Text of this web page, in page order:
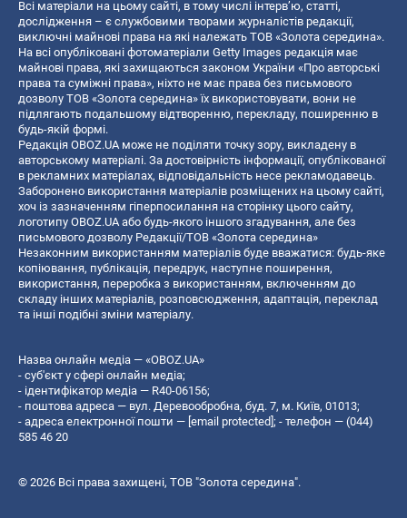
Всі матеріали на цьому сайті, в тому числі інтерв’ю, статті,
дослідження – є службовими творами журналістів редакції,
виключні майнові права на які належать ТОВ «Золота середина».
На всі опубліковані фотоматеріали Getty Images редакція має
майнові права, які захищаються законом України «Про авторські
права та суміжні права», ніхто не має права без письмового
дозволу ТОВ «Золота середина» їх використовувати, вони не
підлягають подальшому відтворенню, перекладу, поширенню в
будь-якій формі.
Редакція OBOZ.UA може не поділяти точку зору, викладену в
авторському матеріалі. За достовірність інформації, опублікованої
в рекламних матеріалах, відповідальність несе рекламодавець.
Заборонено використання матеріалів розміщених на цьому сайті,
хоч із зазначенням гіперпосилання на сторінку цього сайту,
логотипу OBOZ.UA або будь-якого іншого згадування, але без
письмового дозволу Редакції/ТОВ «Золота середина»
Незаконним використанням матеріалів буде вважатися: будь-яке
копiювання, публiкацiя, передрук, наступне поширення,
використання, переробка з використанням, включенням до
складу інших матеріалів, розповсюдження, адаптація, переклад
та інші подібні зміни матеріалу.
Назва онлайн медіа — «OBOZ.UA»
- суб'єкт у сфері онлайн медіа;
- ідентифікатор медіа — R40-06156;
- поштова адреса — вул. Деревообробна, буд. 7, м. Київ, 01013;
- адреса електронної пошти — [email protected]; - телефон — (044)
585 46 20
© 2026 Всі права захищені, ТОВ "Золота середина".